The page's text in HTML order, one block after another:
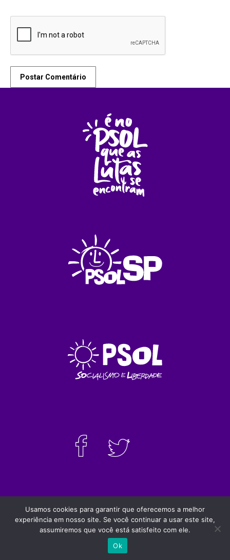
Postar Comentário
PSOLSP 2020 © - Direitos liberados desde que
citada a fonte
Site desenvolvido por Appmobi
Usamos cookies para garantir que oferecemos a melhor
experiência em nosso site. Se você continuar a usar este site,
assumiremos que você está satisfeito com ele.
Ok